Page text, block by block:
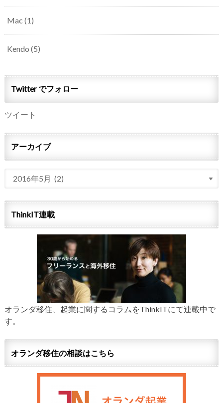
Mac (1)
Kendo (5)
Twitter でフォロー
ツイート
アーカイブ
ThinkIT連載
オランダ移住、起業に関するコラムをThinkITにて連載中で
す。
オランダ移住の相談はこちら